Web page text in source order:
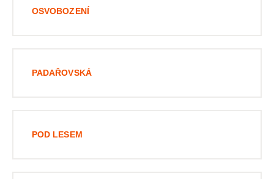
OSVOBOZENÍ
PADAŘOVSKÁ
POD LESEM